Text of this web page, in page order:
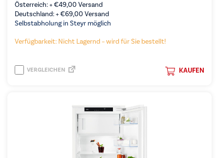
Österreich: +€49,00 Versand
Deutschland: +€69,00 Versand
Selbstabholung in Steyr möglich
Verfügbarkeit: Nicht Lagernd – wird für Sie bestellt!
KAUFEN
VERGLEICHEN